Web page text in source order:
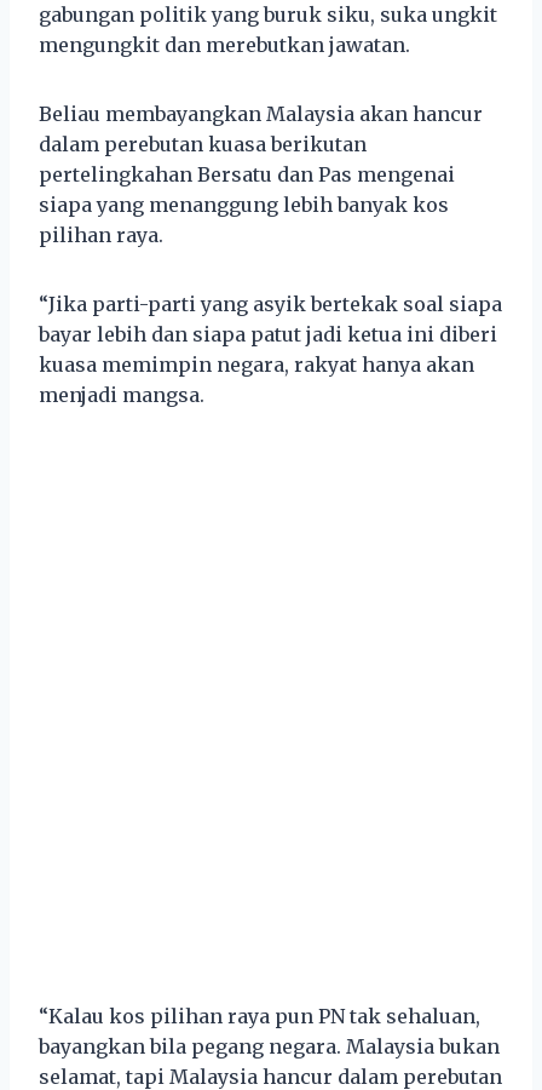
gabungan politik yang buruk siku, suka ungkit
mengungkit dan merebutkan jawatan.
Beliau membayangkan Malaysia akan hancur
dalam perebutan kuasa berikutan
pertelingkahan Bersatu dan Pas mengenai
siapa yang menanggung lebih banyak kos
pilihan raya.
“Jika parti-parti yang asyik bertekak soal siapa
bayar lebih dan siapa patut jadi ketua ini diberi
kuasa memimpin negara, rakyat hanya akan
menjadi mangsa.
“Kalau kos pilihan raya pun PN tak sehaluan,
bayangkan bila pegang negara. Malaysia bukan
selamat, tapi Malaysia hancur dalam perebutan